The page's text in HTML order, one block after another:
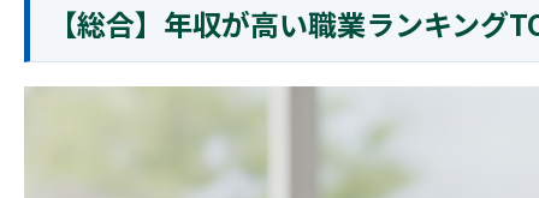
【総合】年収が高い職業ランキング